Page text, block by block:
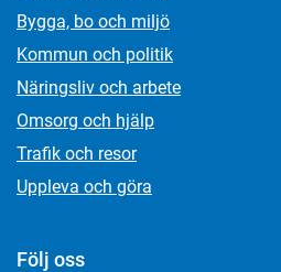
Bygga, bo och miljö
Kommun och politik
Näringsliv och arbete
Omsorg och hjälp
Trafik och resor
Uppleva och göra
Följ oss